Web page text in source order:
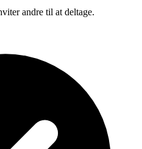
andre til at deltage.